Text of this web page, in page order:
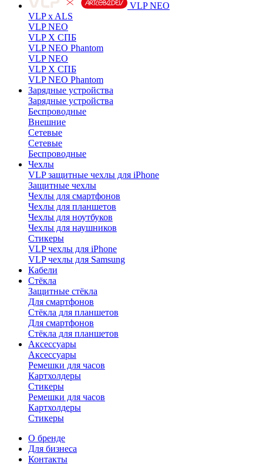
VLP NEO
VLP x ALS
VLP NEO
VLP X СПБ
VLP NEO Phantom
VLP NEO
VLP X СПБ
VLP NEO Phantom
Зарядные устройства
Зарядные устройства
Беспроводные
Внешние
Сетевые
Сетевые
Беспроводные
Чехлы
VLP защитные чехлы для iPhone
Защитные чехлы
Чехлы для смартфонов
Чехлы для планшетов
Чехлы для ноутбуков
Чехлы для наушников
Стикеры
VLP чехлы для iPhone
VLP чехлы для Samsung
Кабели
Стёкла
Защитные стёкла
Для смартфонов
Стёкла для планшетов
Для смартфонов
Стёкла для планшетов
Аксессуары
Аксессуары
Ремешки для часов
Картхолдеры
Стикеры
Ремешки для часов
Картхолдеры
Стикеры
О бренде
Для бизнеса
Контакты